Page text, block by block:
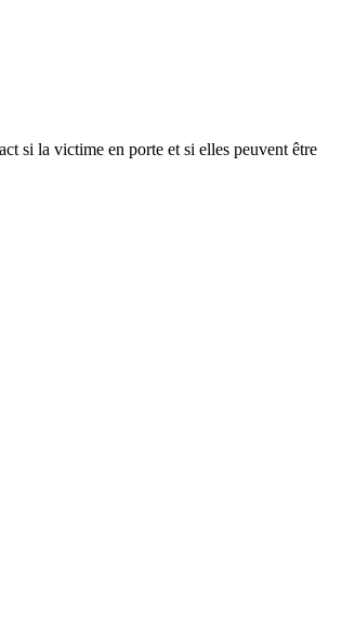
si la victime en porte et si elles peuvent être